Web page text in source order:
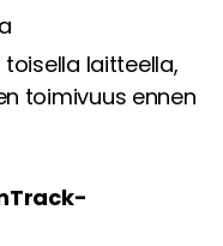
laitteella,
toimivuus ennen